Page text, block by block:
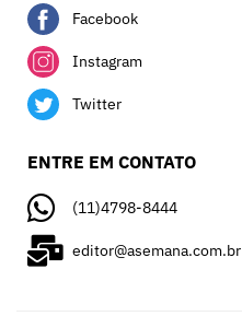
Facebook
Instagram
Twitter
ENTRE EM CONTATO
(11)4798-8444
editor@asemana.com.br